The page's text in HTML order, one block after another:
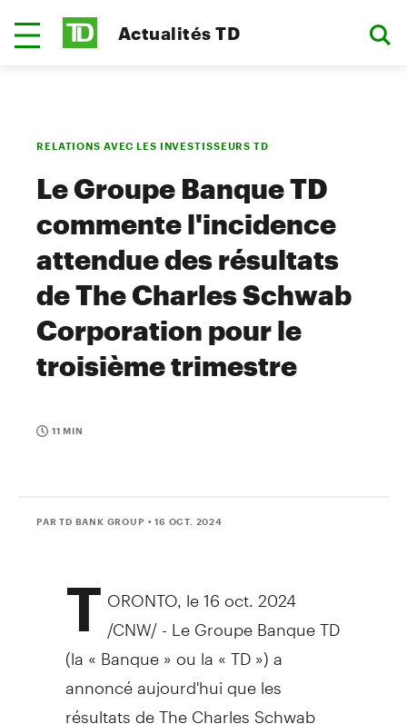
Actualités TD
RELATIONS AVEC LES INVESTISSEURS TD
Le Groupe Banque TD
commente l'incidence
attendue des résultats
de The Charles Schwab
Corporation pour le
troisième trimestre
11 MIN
PAR TD BANK GROUP • 16 OCT. 2024
T ORONTO le16 oct. 2024
/CNW/ -Le Groupe Banque TD
(la « Banque » ou la « TD ») a
annoncé aujourd'hui que les
résultats de The Charles Schwab